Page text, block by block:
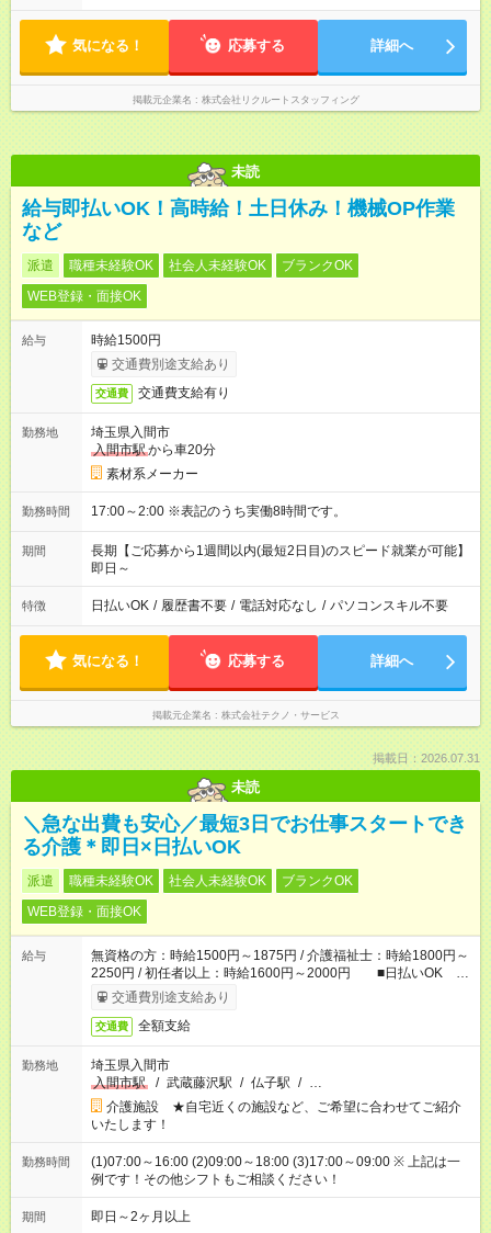
気になる！ 応募する 詳細へ
掲載元企業名 株式会社リクルートスタッフィング
未読
給与即払いOK！高時給！土日休み！機械OP作業
など
派遣 職種未経験OK 社会人未経験OK
ブランクOK
WEB登録・面接OK
給与
時給1500円
交通費別途支給あり
交通費 交通費支給有り
勤務地
埼玉県入間市
入間市駅から車20分
素材系メーカー
勤務時間 17:00～2:00 ※表記のうち実働8時間です。
期間
長期【ご応募から1週間以内(最短2日目)のスピード就業が可能】
即日～
特徴 日払いOK / 履歴書不要 / 電話対応なし / パソコンスキル不要
気になる！ 応募する 詳細へ
掲載元企業名 株式会社テクノ・サービス
掲載日：2026.07.31
未読
＼急な出費も安心／最短3日でお仕事スタートでき
る介護＊即日×日払いOK
派遣 職種未経験OK 社会人未経験OK
ブランクOK
WEB登録・面接OK
給与
無資格の方：時給1500円～1875円 / 介護福祉士：時給1800円～
2250円 / 初任者以上：時給1600円～2000円 ■日払いOK ■
日収例：1万2000円（時給1500円×8h）
交通費別途支給あり
交通費 全額支給
勤務地
埼玉県入間市
入間市駅
/ 武蔵藤沢駅 / 仏子駅 / …
介護施設 ★自宅近くの施設など、ご希望に合わせてご紹介
いたします！
勤務時間
(1)07:00～16:00 (2)09:00～18:00 (3)17:00～09:00 ※ 上記は一
例です！その他シフトもご相談ください！
期間 即日～2ヶ月以上